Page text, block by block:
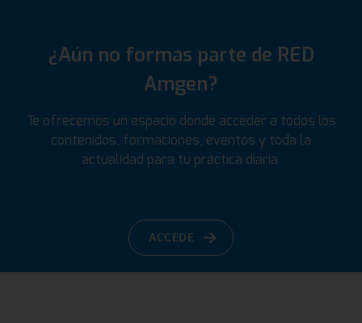
¿Aún no formas parte de RED
Amgen?
Te ofrecemos un espacio donde acceder a todos los
contenidos, formaciones, eventos y toda la
actualidad para tu práctica diaria.
ACCEDE